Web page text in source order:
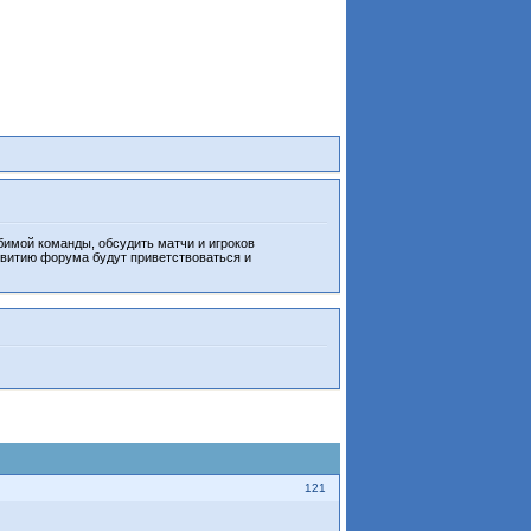
команды, обсудить матчи и игроков
форума будут приветствоваться и
121